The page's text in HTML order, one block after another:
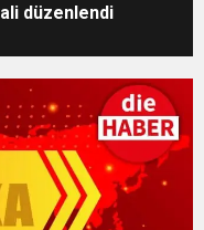
düzenlendi